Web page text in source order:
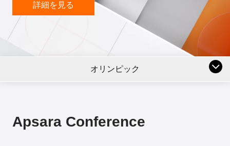
詳細を見る
オリンピック
Apsara Conference